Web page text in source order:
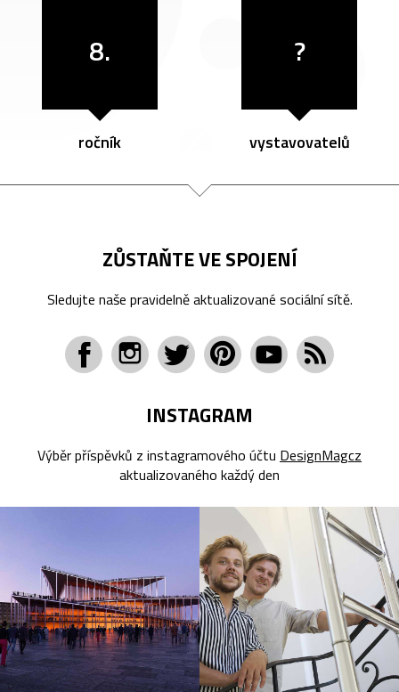
8.
ročník
?
vystavovatelů
ZŮSTAŇTE VE SPOJENÍ
Sledujte naše pravidelně aktualizované sociální sítě.
INSTAGRAM
Výběr příspěvků z instagramového účtu DesignMagcz
aktualizovaného každý den